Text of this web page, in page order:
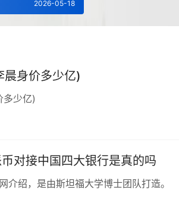
2026-05-18
晨身价多少亿)
多少亿)
对接中国四大银行是真的吗
介绍，是由斯坦福大学博士团队打造。